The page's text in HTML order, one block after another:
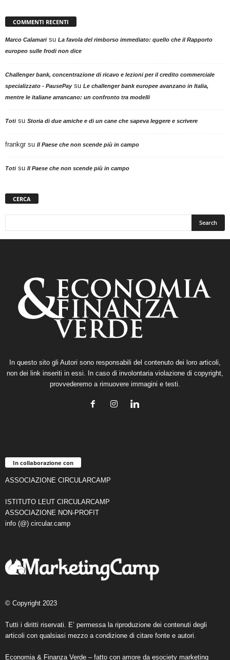
COMMENTI RECENTI
Marco Calamarisu La favola del rimborso immediato: quello che il Rapporto
europeo sulle frodi non dice
Challenger bank, concentrazione di ricavo e lezioni per il credito commerciale
specializzato - PausePaysu Le challenger bank europee avanzano in Italia,
mentre le italiane arrancano: un confronto tra modelli
Totisu Storia di due amiche e di un cane che sapeva leggere e scrivere
frankgr su Il Paese che non scende più in campo
Totisu Il Paese che non scende più in campo
CERCA
In questo sito gli Autori sono responsabili del contenuto dei loro articoli,
non dei link inseriti in essi. In caso di involontaria violazione di copyright,
provvederemo a rimuovere immagini e testi.
In collaborazione con
ASSOCIAZIONE CIRCULARCAMP
ISTITUTO LEUT CIRCULARCAMP
ASSOCIAZIONE NON-PROFIT
info (@) circular.camp
© Copyright 2023
Tutti i diritti riservati. E’ permessa la riproduzione dei contenuti degli
articoli con qualsiasi mezzo a condizione di citare fonte e autori.
Economia & Finanza Verde – fatto con amore da esociety marketing